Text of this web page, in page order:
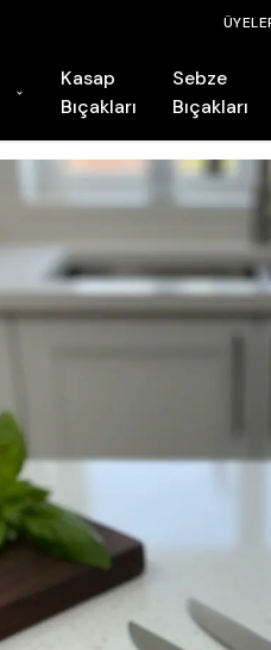
Kasap
Bıçakları
Sebze
Bıçakları